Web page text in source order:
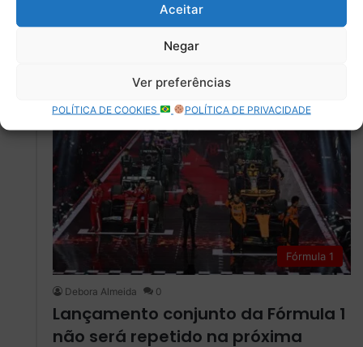
Aceitar
Negar
Ver preferências
POLÍTICA DE COOKIES POLÍTICA DE PRIVACIDADE
carro da Aston Martin para corrida em casa
Fórmula 1
Debora Almeida 0
Lançamento conjunto da Fórmula 1
não será repetido na próxima